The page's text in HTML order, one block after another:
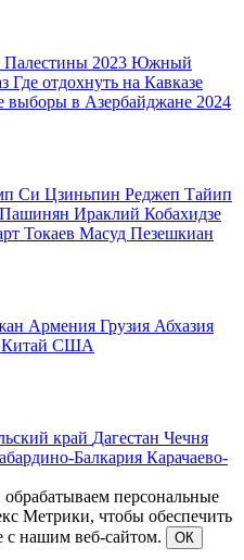
2023 Южный
Где отдохнуть на Кавказе
выборы в Азербайджане 2024
Си Цзиньпин Реджеп Тайип
Ираклий Кобахидзе
Токаев Масуд Пезешкиан
Армения Грузия Абхазия
Китай США
край Дагестан Чечня
Балкария Карачаево-
персональные
Метрики, чтобы обеспечить
с нашим веб-сайтом.
ОК